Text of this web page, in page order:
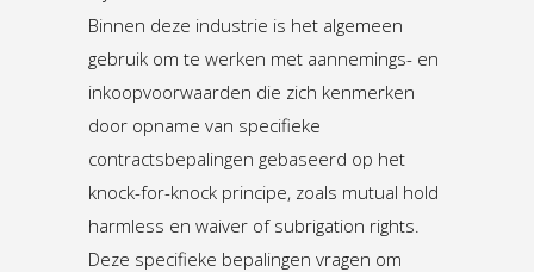
Binnen deze industrie is het algemeen
gebruik om te werken met aannemings- en
inkoopvoorwaarden die zich kenmerken
door opname van specifieke
contractsbepalingen gebaseerd op het
knock-for-knock principe, zoals mutual hold
harmless en waiver of subrigation rights.
Deze specifieke bepalingen vragen om